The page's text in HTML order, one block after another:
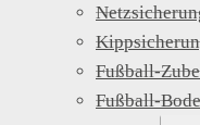
Fußball-
Fußball-